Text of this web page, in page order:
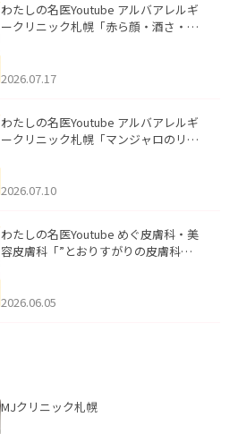
わたしの名医Youtube アルバアレルギ
ークリニック札幌「赤ら顔・酒さ・ニ
した。
2026.07.17
わたしの名医Youtube アルバアレルギ
ークリニック札幌「マンジャロのリア
た。
2026.07.10
わたしの名医Youtube めぐ皮膚科・美
容皮膚科「”とおりすがりの皮膚科
2026.06.05
MJクリニック札幌